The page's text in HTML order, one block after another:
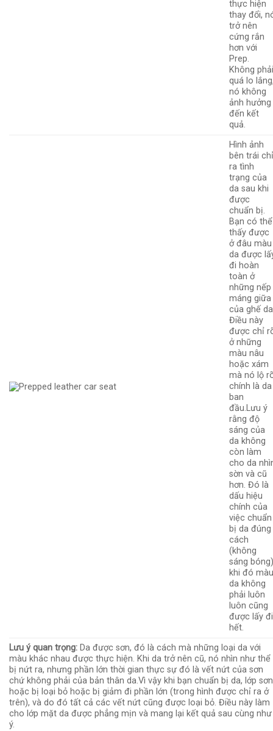
thực hiện
thay đổi,
trở nên
cứng rắn
hơn với
Prep.
Không
quá lo
nó không
ảnh hưởng
đến kết
quả.
Hình ảnh
bên trái
ra tình
trạng của
da sau khi
được
chuẩn bị.
Bạn có thể
thấy được
ở đâu màu
da được
đi hoàn
toàn ở
những nếp
máng giữa
của ghế
Điều này
được chỉ
ở những
màu nâu
hoặc xám
mà nó lộ
chính là da
ban
đầu.Lưu ý
rằng độ
sáng của
da không
còn làm
cho da
sờn và cũ
hơn. Đó là
dấu hiệu
chính của
việc chuẩn
bị da đúng
cách
(không
sáng
khi đó
da không
phải luôn
luôn cũng
được lấy đi
hết.
Lưu ý quan trọng: Da được sơn, đó là cách mà những loại da với
màu khác nhau được thực hiện. Khi da trở nên cũ, nó nhìn như thể
bị nứt ra, nhưng phần lớn thời gian thực sự đó là vết nứt của sơn
chứ không phải của bản thân da.Vì vậy khi bạn chuẩn bị da, lớp sơn
hoặc bị loại bỏ hoặc bị giảm đi phần lớn (trong hình được chỉ ra ở
trên), và do đó tất cả các vết nứt cũng được loại bỏ. Điều này làm
cho lớp mặt da được phẳng mịn và mang lại kết quả sau cùng như
ý.